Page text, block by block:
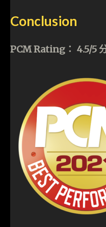
Conclusion
PCM Rating： 4.5/5